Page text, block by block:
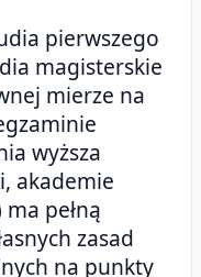
pierwszego
magisterskie
mierze na
wyższa
akademie
pełną
zasad
na punkty